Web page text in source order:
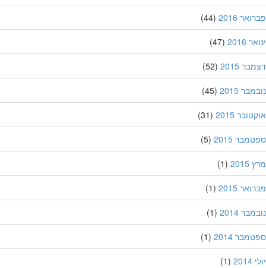
2016
(44)
2016
(47)
2015
(52)
2015
(45)
2015
(31)
2015
(5)
(1)
2015
(1)
2014
(1)
2014
(1)
(1)